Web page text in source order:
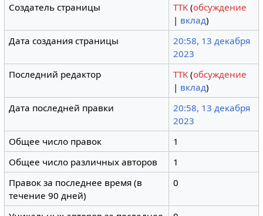
Создатель страницы TTK (обсуждение
| вклад)
Дата создания страницы
20:58, 13 декабря
2023
Последний редактор
TTK (обсуждение
| вклад)
Дата последней правки
20:58, 13 декабря
2023
Общее число правок
1
Общее число различных авторов
1
Правок за последнее время (в
течение 90 дней)
0